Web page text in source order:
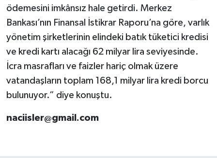
ödemesini imkânsız hale getirdi. Merkez
Bankası’nın Finansal İstikrar Raporu’na göre, varlık
yönetim şirketlerinin elindeki batık tüketici kredisi
ve kredi kartı alacağı 62 milyar lira seviyesinde.
İcra masrafları ve faizler hariç olmak üzere
vatandaşların toplam 168,1 milyar lira kredi borcu
bulunuyor.” diye konuştu.
naciisler@gmail.com